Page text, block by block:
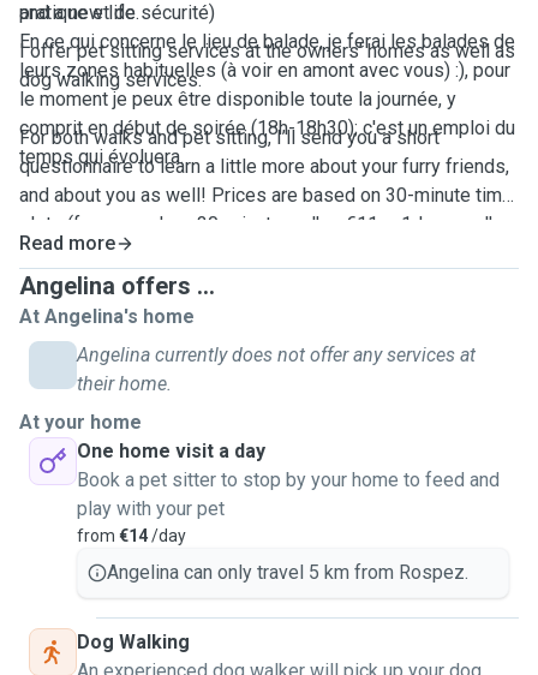
pratique et de sécurité)
En ce qui concerne le lieu de balade, je ferai les balades de
leurs zones habituelles (à voir en amont avec vous) :), pour
le moment je peux être disponible toute la journée, y
comprit en début de soirée (18h-18h30); c'est un emploi du
temps qui évoluera.
and a new life.
I offer pet sitting services at the owners’ homes as well as
dog walking services.
For both walks and pet sitting, I’ll send you a short
questionnaire to learn a little more about your furry friends,
and about you as well! Prices are based on 30-minute time
slots (for example: a 30-minute walk = €11; a 1-hour walk =
€22, and so on… the same applies for pet sitting (not same
prices) we can talk about this in mp)I won't take more that 2
dogs at the same Time (Tall height) for pratical and safety
reasons, . As for the walking locations, I will take them on
walks in their usual areas (to be discussed with you
beforehand 🙂). At the moment, I am available throughout
the day, including early evenings (around 6:00–6:30 PM),
although my schedule may evolve over time.
I hold the ACACED Dog Certification as well as
successfully completed training as a canine educator
certificate
Angelina.
Read more
Angelina offers ...
At Angelina's home
Angelina currently does not offer any services at
their home.
At your home
One home visit a day
Book a pet sitter to stop by your home to feed and
play with your pet
from €14/day
Angelina can only travel 5 km from Rospez.
Dog Walking